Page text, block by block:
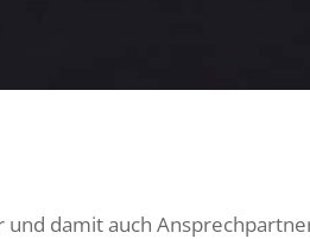
damit auch